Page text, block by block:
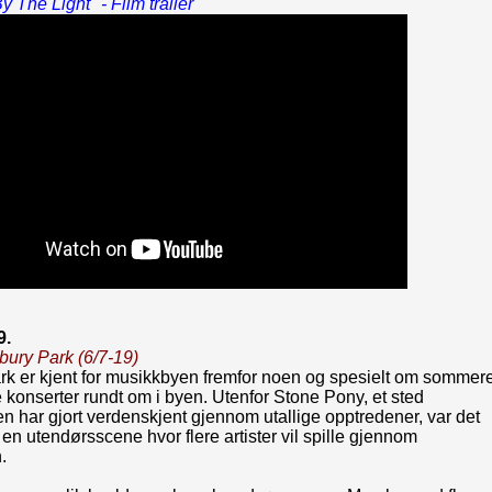
The Light" - Film trailer
Park (6/7-19)
er kjent for musikkbyen fremfor noen og spesielt om
konserter rundt om i byen. Utenfor Stone Pony, et sted
har gjort verdenskjent gjennom utallige opptredener, var det
utendørsscene hvor flere artister vil spille gjennom